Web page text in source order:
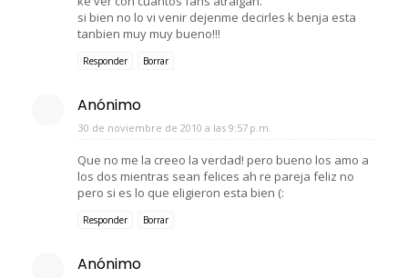
si bien no lo vi venir dejenme decirles k benja esta
tanbien muy muy bueno!!!
Responder Borrar
Anónimo
30 de noviembre de 2010 a las 9:57 p.m.
Que no me la creeo la verdad! pero bueno los amo a
los dos mientras sean felices ah re pareja feliz no
pero si es lo que eligieron esta bien (:
Responder Borrar
Anónimo